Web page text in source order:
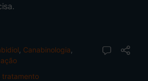
Canabinologia
tratamento